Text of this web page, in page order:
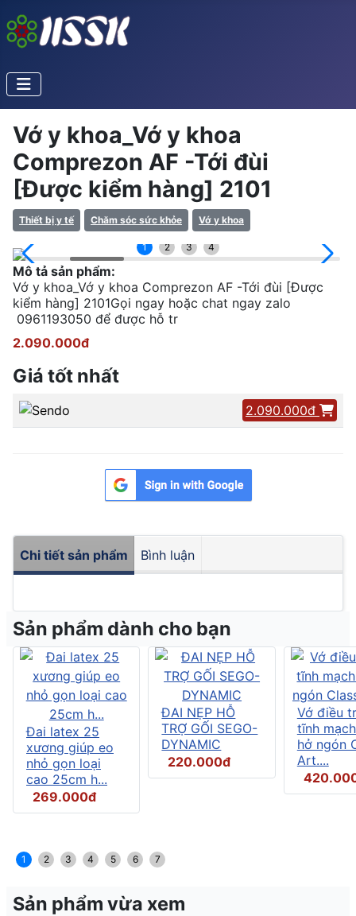
Vớ y khoa_Vớ y khoa
Comprezon AF -Tới đùi
[Được kiểm hàng] 2101
Thiết bị y tế Chăm sóc sức khỏe Vớ y khoa
1 2 3 4
Mô tả sản phẩm:
Vớ y khoa_Vớ y khoa Comprezon AF -Tới đùi [Được
kiểm hàng] 2101Gọi ngay hoặc chat ngay zalo
0961193050 để được hỗ tr
2.090.000đ
Giá tốt nhất
2.090.000đ
Chi tiết sản phẩm Bình luận
Sản phẩm dành cho bạn
Đai latex 25
xương giúp eo
nhỏ gọn loại
cao 25cm h...
269.000đ
ĐAI NẸP HỖ
TRỢ GỐI SEGO-
DYNAMIC
220.000đ
Vớ điều
tĩnh
hở ngón
Art....
1 2 3 4 5 6 7
Sản phẩm vừa xem